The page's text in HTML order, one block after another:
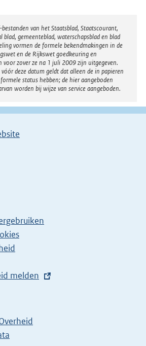
n
k
:
van het Staatsblad, Staatscourant,
blad, gemeenteblad, waterschapsblad en blad
vormen de formele bekendmakingen in de
en de Rijkswet goedkeuring en
voor zover ze na 1 juli 2009 zijn uitgegeven.
deze datum geldt dat alleen de in papieren
status hebben; de hier aangeboden
worden bij wijze van service aangeboden.
melden